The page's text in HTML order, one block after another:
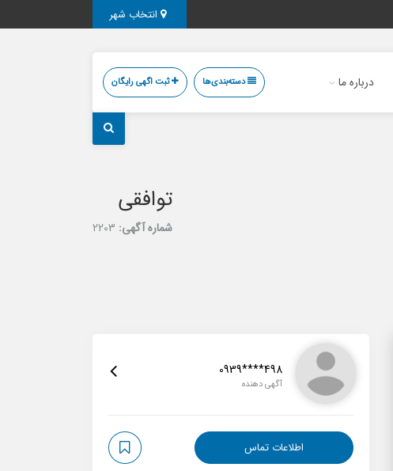
درباره ما دسته‌بندی‌ها ثبت اگهی رایگان
توافقی
شماره آگهی: 2203
0939****498
آگهی دهنده
اطلاعات تماس